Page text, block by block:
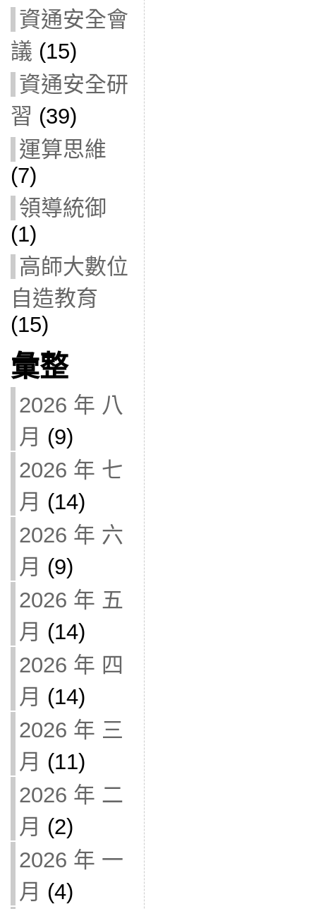
資通安全會
議 (15)
資通安全研
習 (39)
運算思維
(7)
領導統御
(1)
高師大數位
自造教育
(15)
彙整
2026 年 八
月 (9)
2026 年 七
月 (14)
2026 年 六
月 (9)
2026 年 五
月 (14)
2026 年 四
月 (14)
2026 年 三
月 (11)
2026 年 二
月 (2)
2026 年 一
月 (4)